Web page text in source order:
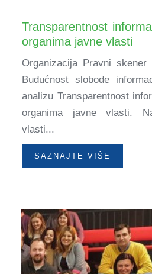
Transparentnost
organima javne vlasti
Organizacija Pravni
Budućnost slobode
analizu Transparentnost
organima javne vlasti.
vlasti...
SAZNAJTE VIŠE